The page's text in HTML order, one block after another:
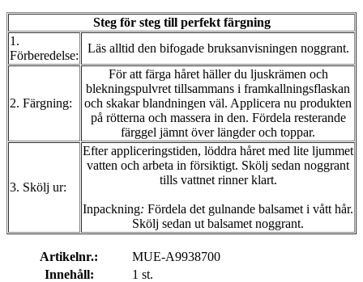
Steg för steg till perfekt färgning
1.
Förberedelse:
Läs alltid den bifogade bruksanvisningen noggrant.
2. Färgning:
För att färga håret häller du ljuskrämen och
blekningspulvret tillsammans i framkallningsflaskan
och skakar blandningen väl. Applicera nu produkten
på rötterna och massera in den. Fördela resterande
färggel jämnt över längder och toppar.
3. Skölj ur:
Efter appliceringstiden, löddra håret med lite ljummet
vatten och arbeta in försiktigt. Skölj sedan noggrant
tills vattnet rinner klart.
Inpackning: Fördela det gulnande balsamet i vått hår.
Skölj sedan ut balsamet noggrant.
Artikelnr.:
MUE-A9938700
Innehåll:
1 st.